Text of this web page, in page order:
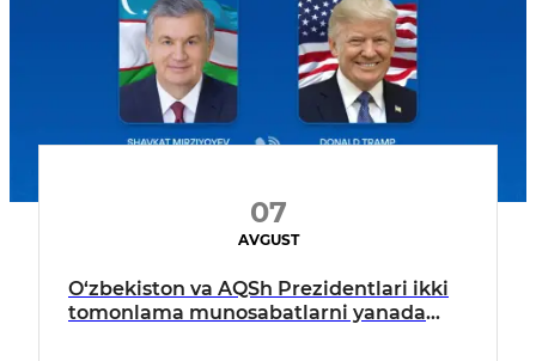
07
AVGUST
O‘zbekiston va AQSh Prezidentlari ikki
tomonlama munosabatlarni yanada